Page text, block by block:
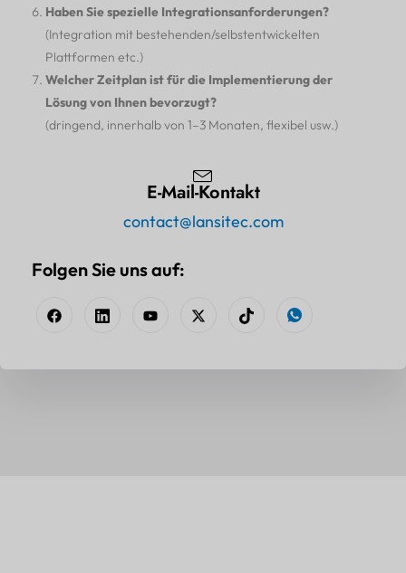
Haben Sie spezielle Integrationsanforderungen?
(Integration mit bestehenden/selbstentwickelten
Plattformen etc.)
Welcher Zeitplan ist für die Implementierung der
Lösung von Ihnen bevorzugt?
(dringend, innerhalb von 1–3 Monaten, flexibel usw.)
E-Mail-Kontakt
contact@lansitec.com
Folgen Sie uns auf: